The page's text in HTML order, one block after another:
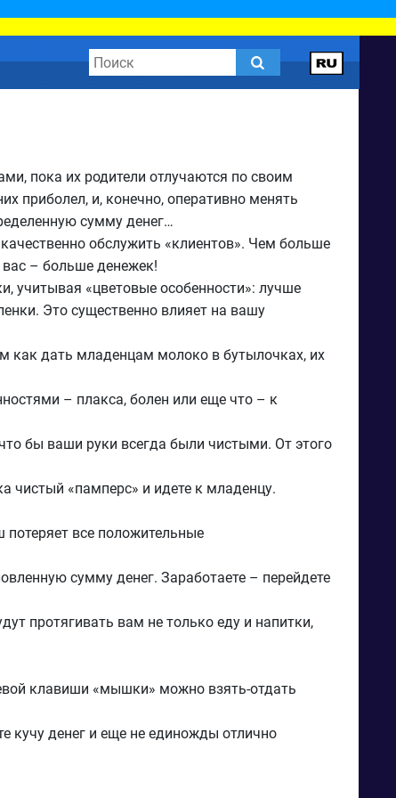
пока их родители отлучаются по своим
приболел, и, конечно, оперативно менять
сумму денег…
обслужить «клиентов». Чем больше
вас – больше денежек!
учитывая «цветовые особенности»: лучше
Это существенно влияет на вашу
как дать младенцам молоко в бутылочках, их
– плакса, болен или еще что – к
бы ваши руки всегда были чистыми. От этого
чистый «памперс» и идете к младенцу.
все положительные
сумму денег. Заработаете – перейдете
протягивать вам не только еду и напитки,
клавиши «мышки» можно взять-отдать
кучу денег и еще не единожды отлично